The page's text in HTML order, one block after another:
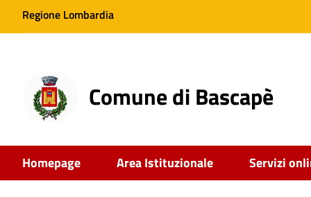
Regione Lombardia
Comune di Bascapè
Homepage Area Istituzionale Servizi
Home News Avviso pubblico